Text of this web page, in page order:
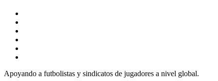
Apoyando a futbolistas y sindicatos de jugadores a nivel global.